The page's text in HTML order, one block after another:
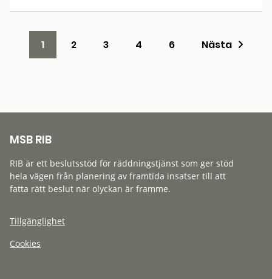
1 2 3 4 6 Nästa
MSB RIB
RIB är ett beslutsstöd för räddningstjänst som ger stöd
hela vägen från planering av framtida insatser till att
fatta rätt beslut när olyckan är framme.
Tillgänglighet
Cookies